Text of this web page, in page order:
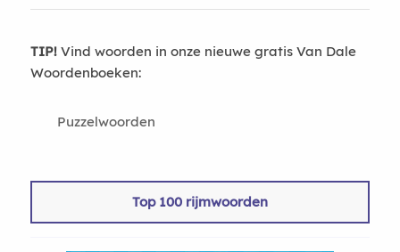
TIP!Vind woorden in onze nieuwe gratis Van Dale
Woordenboeken:
Puzzelwoorden
Top 100 rijmwoorden